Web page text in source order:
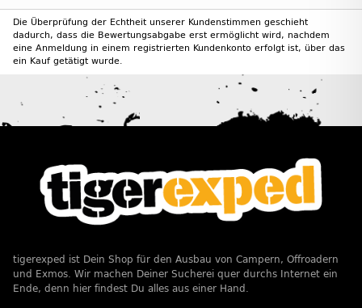
Die Überprüfung der Echtheit unserer Kundenstimmen geschieht
dadurch, dass die Bewertungsabgabe erst ermöglicht wird, nachdem
eine Anmeldung in einem registrierten Kundenkonto erfolgt ist, über das
ein Kauf getätigt wurde.
tigerexped ist Dein Shop für den Ausbau von Campern, Offroadern
und Exmos. Wir machen Deiner Sucherei quer durchs Internet ein
Ende, denn hier findest Du alles aus einer Hand.